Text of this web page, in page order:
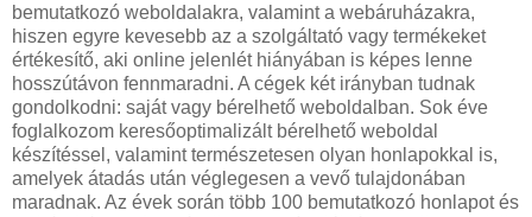
bemutatkozó weboldalakra, valamint a webáruházakra,
hiszen egyre kevesebb az a szolgáltató vagy termékeket
értékesítő, aki online jelenlét hiányában is képes lenne
hosszútávon fennmaradni. A cégek két irányban tudnak
gondolkodni: saját vagy bérelhető weboldalban. Sok éve
foglalkozom keresőoptimalizált bérelhető weboldal
készítéssel, valamint természetesen olyan honlapokkal is,
amelyek átadás után véglegesen a vevő tulajdonában
maradnak. Az évek során több 100 bemutatkozó honlapot és